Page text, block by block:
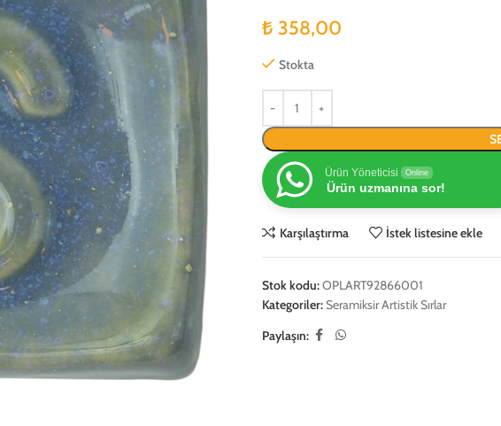
₺ 358,00
Stokta
Ürün Yöneticisi Online
Ürün uzmanına sor!
Karşılaştırma İstek listesine ekle
Stok kodu:OPLART92866001
Kategoriler:Seramiksir Artistik Sırlar
Paylaşın: